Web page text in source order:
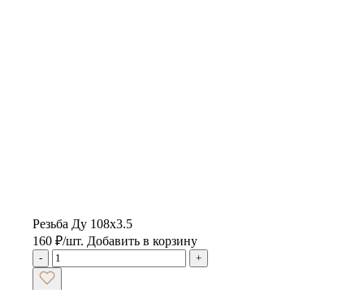
Резьба Ду 108х3.5
160 ₽/шт. Добавить в корзину
- +